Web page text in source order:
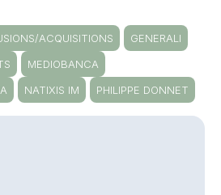
ACQUISITIONS
GENERALI
MEDIOBANCA
NATIXIS IM PHILIPPE DONNET